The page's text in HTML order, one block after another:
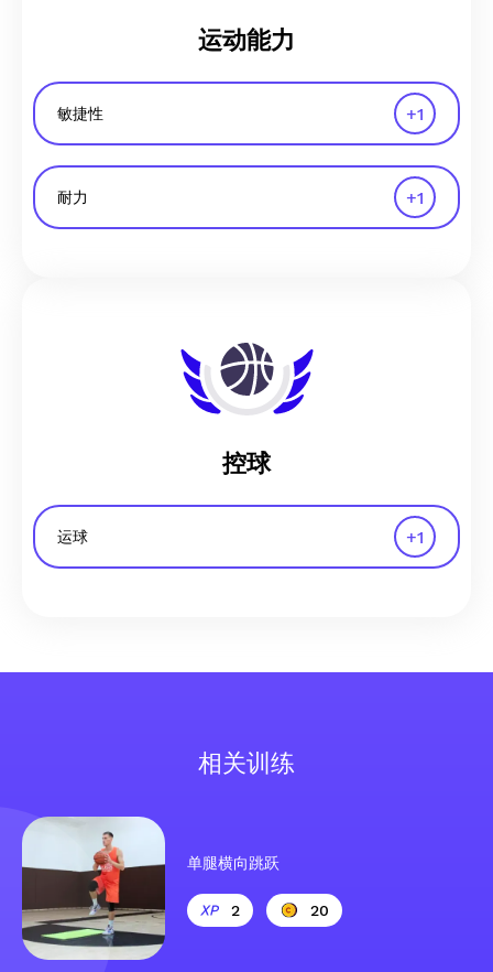
运动能力
敏捷性 +1
耐力 +1
控球
运球 +1
相关训练
单腿横向跳跃
2 20